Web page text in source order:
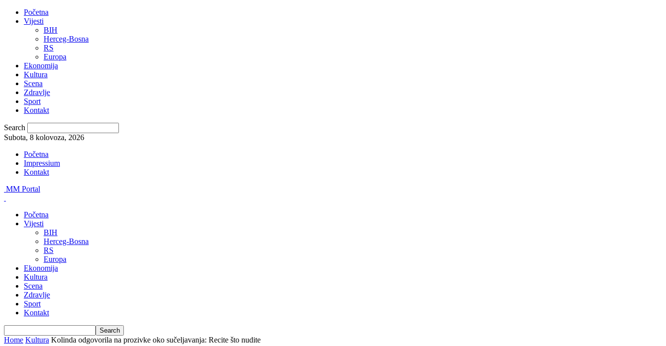
Početna
Vijesti
BIH
Herceg-Bosna
RS
Europa
Ekonomija
Kultura
Scena
Zdravlje
Sport
Kontakt
Search
Subota, 8 kolovoza, 2026
Početna
Impressium
Kontakt
MM Portal
Početna
Vijesti
BIH
Herceg-Bosna
RS
Europa
Ekonomija
Kultura
Scena
Zdravlje
Sport
Kontakt
Home Kultura Kolinda odgovorila na prozivke oko sučeljavanja: Recite što nudite